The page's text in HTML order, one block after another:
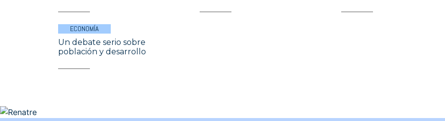
ECONOMÍA
Un debate serio sobre
población y desarrollo